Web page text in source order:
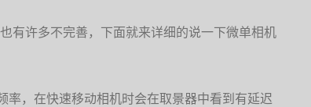
有许多不完善，下面就来详细的说一下微单相机
率，在快速移动相机时会在取景器中看到有延迟